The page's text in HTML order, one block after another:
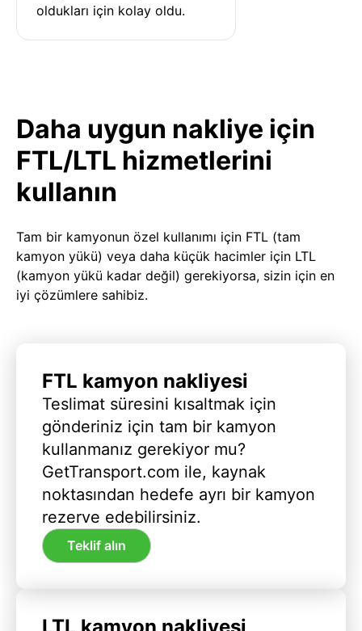
oldukları için kolay oldu.
Daha uygun nakliye için
FTL/LTL hizmetlerini
kullanın
Tam bir kamyonun özel kullanımı için FTL (tam
kamyon yükü) veya daha küçük hacimler için LTL
(kamyon yükü kadar değil) gerekiyorsa, sizin için en
iyi çözümlere sahibiz.
FTL kamyon nakliyesi
Teslimat süresini kısaltmak için
gönderiniz için tam bir kamyon
kullanmanız gerekiyor mu?
GetTransport.com ile, kaynak
noktasından hedefe ayrı bir kamyon
rezerve edebilirsiniz.
Teklif alın